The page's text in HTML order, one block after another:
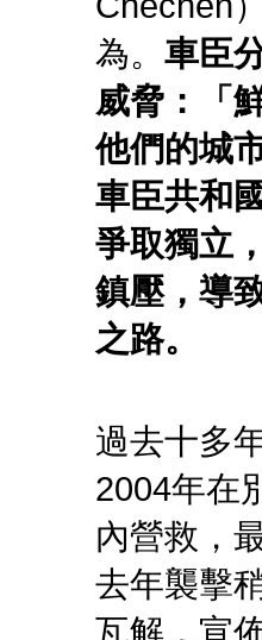
為。 車臣
威脅：「
他們的城
車臣共和
爭取獨立
鎮壓，導
之路。
過去十多
2004年在
內營救，
去年襲擊
瓦解，宣